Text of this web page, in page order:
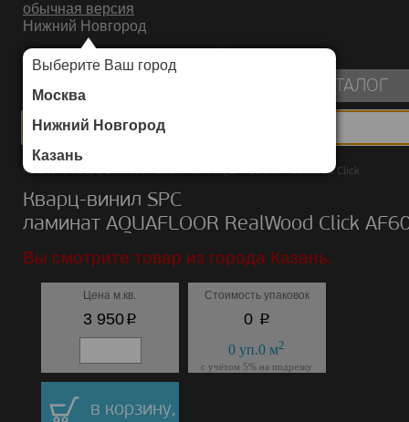
обычная версия
Нижний Новгород
Выберите Ваш город
Москва
Нижний Новгород
Казань
ИНТЕРНЕТ-МАГАЗИН НАПОЛЬНЫХ ПОКРЫТИЙ
КАТАЛОГ
Каталог/Кварц-винил SPC ламинат/AQUAFLOOR/RealWood Click
Кварц-винил SPC
ламинат AQUAFLOOR RealWood Click
Вы смотрите товар из города Казань.
Цена м.кв.
3 950p
Стоимость упаковок
0 p
0 уп.0 м2
с учётом 5% на подрезку
в корзину,